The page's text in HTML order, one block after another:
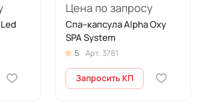
Цена по запросу
Спа–капсула Alpha Oxy
SPA System
5 Арт.3781
Запросить КП